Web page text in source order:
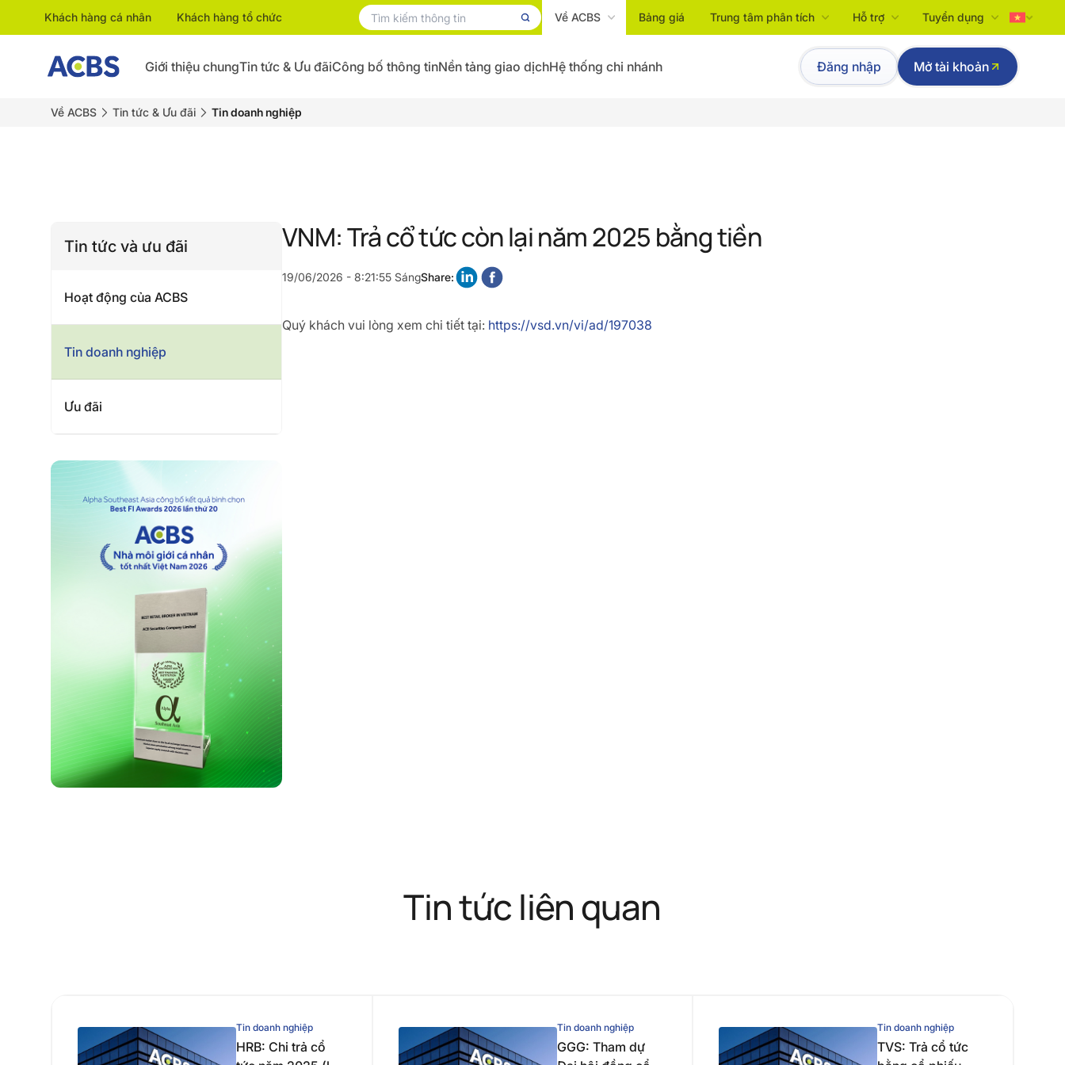
Khách hàng cá nhân Khách hàng tổ chức Về ACBS Bảng giá Trung tâm phân tích Hỗ trợ Tuyển dụng
Tiếng Việt
English
Giới thiệu chungTin tức & Ưu đãiCông bố thông tinNền tảng giao dịchHệ thống chi nhánh Đăng nhập Mở tài khoản
Về ACBS Tin tức & Ưu đãi Tin doanh nghiệp
Tin tức và ưu đãi
Hoạt động của ACBS
Tin doanh nghiệp
Ưu đãi
VNM: Trả cổ tức còn lại năm 2025 bằng tiền
19/06/2026 - 8:21:55 SángShare:
Quý khách vui lòng xem chi tiết tại: https://vsd.vn/vi/ad/197038
Tin tức liên quan
Tin doanh nghiệp
HRB: Chi trả cổ
Tin doanh nghiệp
GGG: Tham dự
Tin doanh nghiệp
TVS: Trả cổ tức